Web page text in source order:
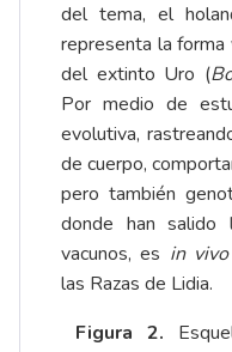
del tema, el
representa la
del extinto Uro (
Por medio de
evolutiva,
de cuerpo,
pero también
donde han
vacunos, es in vivo
las Razas de Lidia.
Figura 2.